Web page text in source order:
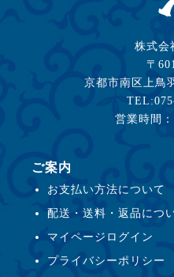
株式会
〒
京都市南区上鳥
営業時間
ご案内
お支払い方法について
配送・送料・返品につ
マイページログイン
プライバシーポリシー